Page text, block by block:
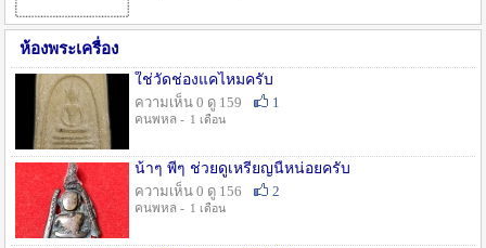
ห้องพระเครื่อง
ใช่วัดช่องแคไหมครับ
ความเห็น 0 ดู 159
1
คนพหล - 1 เดือน
น้าๆ พี่ๆ ช่วยดูเหรียญนี้หน่อยครับ
ความเห็น 0 ดู 156
2
คนพหล - 1 เดือน